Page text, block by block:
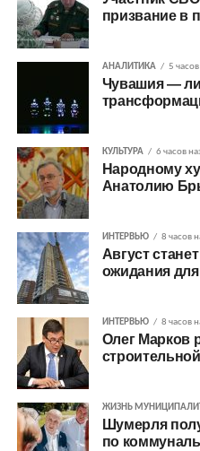
призвание в
АНАЛИТИКА 5
Чувашия —
КУЛЬТУРА 6 часов
Народному
Анатолию
ИНТЕРВЬЮ 8 часов
Август
ожидания
ИНТЕРВЬЮ 8 часов
Олег Марков
ЖИЗНЬ
Шумерля
по